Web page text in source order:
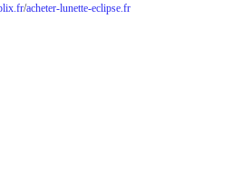
/acheter-lunette-eclipse.fr